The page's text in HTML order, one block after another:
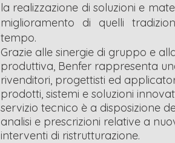
la realizzazione di soluzioni e
miglioramento di quelli
tempo.
Grazie alle sinergie di gruppo e
produttiva, Benfer rappresenta
rivenditori, progettisti ed
prodotti, sistemi e soluzioni
servizio tecnico è a disposizione
analisi e prescrizioni relative a
interventi di ristrutturazione.